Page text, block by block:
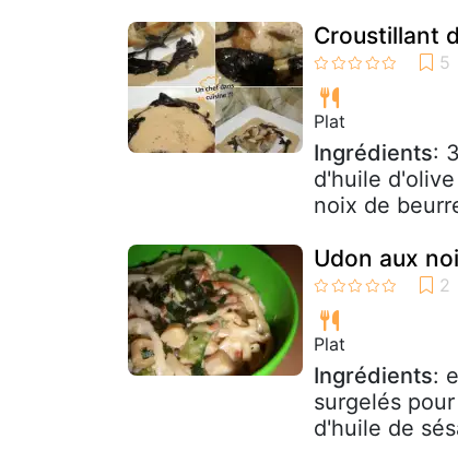
Croustillant
Plat
Ingrédients:
d'huile
noix de
Udon aux
Plat
Ingrédients:
surgelés
d'huile de